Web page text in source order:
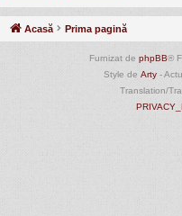
Acasă Prima pagină
Furnizat de phpBB®
Style de Arty-
Translation/